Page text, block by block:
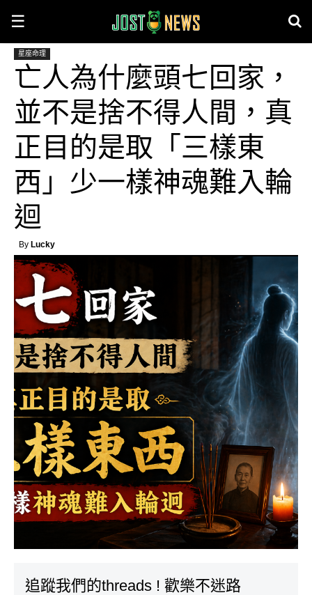
☰
星座命理
亡人為什麼頭七回家，
並不是捨不得人間，真
正目的是取「三樣東
西」少一樣神魂難入輪
迴
By Lucky
追蹤我們的threads ! 歡樂不迷路